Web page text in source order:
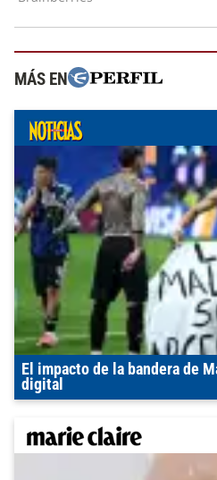
MÁS EN
El impacto de la bandera de
digital